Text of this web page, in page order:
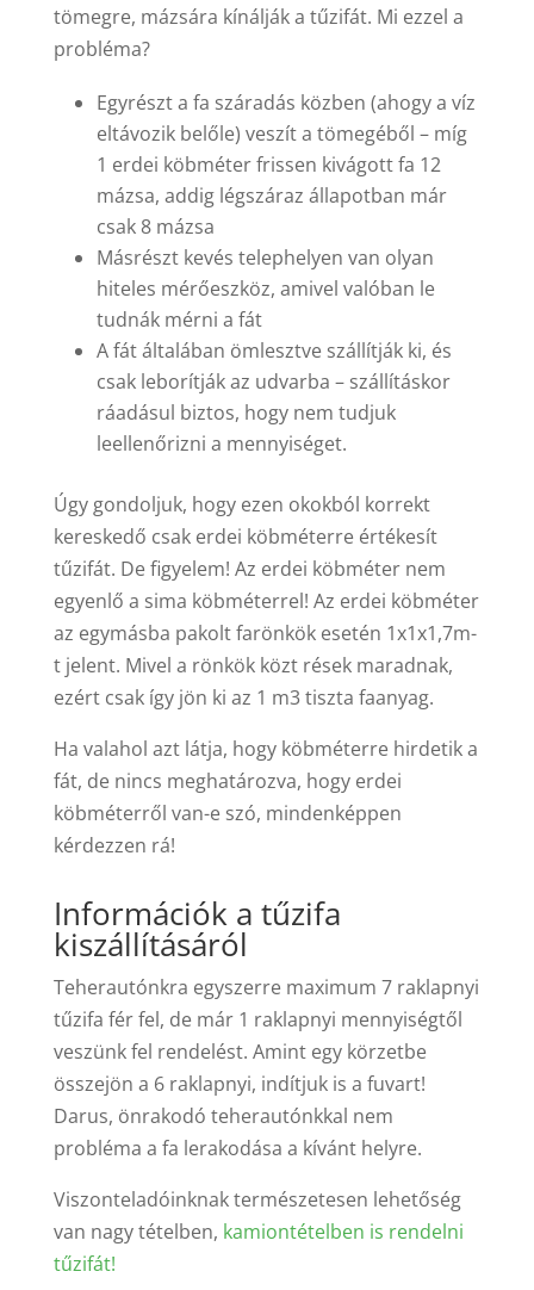
tömegre, mázsára kínálják a tűzifát. Mi ezzel a
probléma?
Egyrészt a fa száradás közben (ahogy a víz
eltávozik belőle) veszít a tömegéből – míg
1 erdei köbméter frissen kivágott fa 12
mázsa, addig légszáraz állapotban már
csak 8 mázsa
Másrészt kevés telephelyen van olyan
hiteles mérőeszköz, amivel valóban le
tudnák mérni a fát
A fát általában ömlesztve szállítják ki, és
csak leborítják az udvarba – szállításkor
ráadásul biztos, hogy nem tudjuk
leellenőrizni a mennyiséget.
Úgy gondoljuk, hogy ezen okokból korrekt
kereskedő csak erdei köbméterre értékesít
tűzifát. De figyelem! Az erdei köbméter nem
egyenlő a sima köbméterrel! Az erdei köbméter
az egymásba pakolt farönkök esetén 1x1x1,7m-
t jelent. Mivel a rönkök közt rések maradnak,
ezért csak így jön ki az 1 m3 tiszta faanyag.
Ha valahol azt látja, hogy köbméterre hirdetik a
fát, de nincs meghatározva, hogy erdei
köbméterről van-e szó, mindenképpen
kérdezzen rá!
Információk a tűzifa
kiszállításáról
Teherautónkra egyszerre maximum 7 raklapnyi
tűzifa fér fel, de már 1 raklapnyi mennyiségtől
veszünk fel rendelést. Amint egy körzetbe
összejön a 6 raklapnyi, indítjuk is a fuvart!
Darus, önrakodó teherautónkkal nem
probléma a fa lerakodása a kívánt helyre.
Viszonteladóinknak természetesen lehetőség
van nagy tételben, kamiontételben is rendelni
tűzifát!